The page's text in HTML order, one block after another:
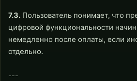
7.3. Пользователь понимает, что
цифровой функциональности
немедленно после оплаты, если
отдельно.
---